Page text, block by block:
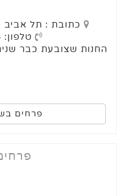
כתובת : תל אביב -
טלפון:
החנות שצובעת כבר
פרחים